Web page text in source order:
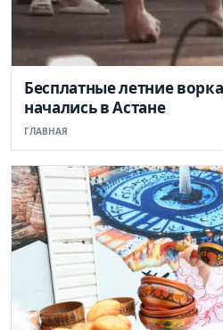
Бесплатные летние
начались в Астане
ГЛАВНАЯ